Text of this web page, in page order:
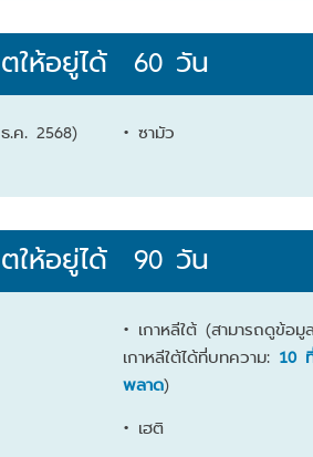
ให้อยู่ได้ 60 วัน
ค. 2568) • ซามัว
ให้อยู่ได้ 90 วัน
• เกาหลีใต้(สามารถดูข้อมู
เกาหลีใต้ได้ที่บทความ: 10
พลาด)
• เฮติ